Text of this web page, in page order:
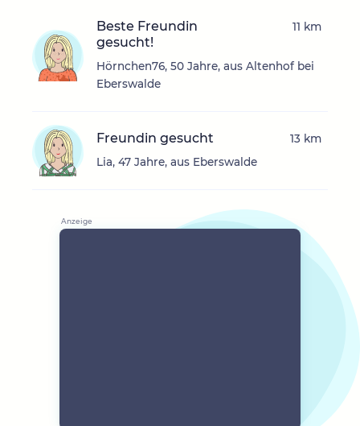
Beste Freundin
gesucht!
Hörnchen76, 50 Jahre, aus Altenhof bei
Eberswalde
11 km
Freundin gesucht
Lia, 47 Jahre, aus Eberswalde
13 km